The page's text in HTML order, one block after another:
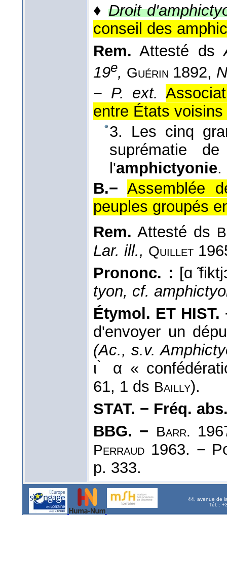
♦ Droit
conseil des
Rem. Attesté ds
19e, Guérin 1892,
− P. ext.
entre États voisins
3. Les cinq
suprématie
l'amphictyonie.
B.− Assemblée
peuples groupés
Rem. Attesté ds
Lar. ill., Quillet
Prononc. : [ɑ
tyon, cf.
Étymol. ET HIST.
d'envoyer un
(Ac., s.v.
ι ̀ α «
61, 1 ds Bailly).
STAT. − Fréq.
BBG. − Barr.
Perraud 1963. −
p. 333.
44, avenue de
Tél. :